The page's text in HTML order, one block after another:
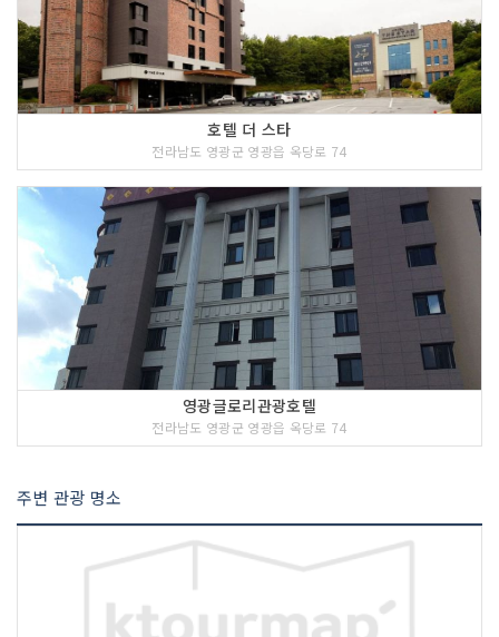
호텔 더 스타
전라남도 영광군 영광읍 옥당로 74
영광글로리관광호텔
전라남도 영광군 영광읍 옥당로 74
주변 관광 명소